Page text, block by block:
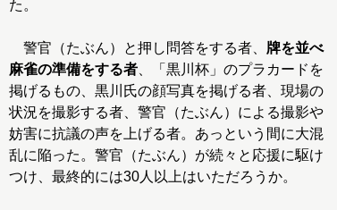
た。
警官（たぶん）と押し問答をする者、 牌を並べ
麻雀の準備をする者 、「黒川杯」のプラカードを
掲げるもの、黒川氏の顔写真を掲げる者、現場の
状況を撮影する者、警官（たぶん）による撮影や
妨害に抗議の声を上げる者。あっという間に大混
乱に陥った。警官（たぶん）が続々と応援に駆け
つけ、最終的には30人以上はいただろうか。